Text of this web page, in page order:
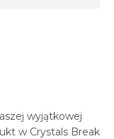
wyjątkowej
w Crystals Break